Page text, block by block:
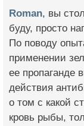
Roman, вы
буду, просто
По поводу
применении
ее пропаганде
действия
о том с какой
кровь рыбы,